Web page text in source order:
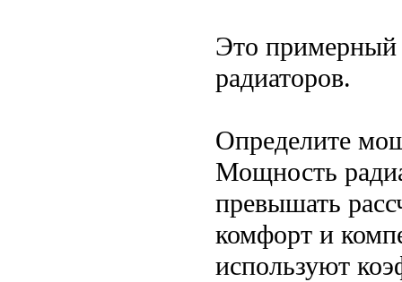
Это примерный
радиаторов.
Определите
Мощность
превышать
комфорт и
используют